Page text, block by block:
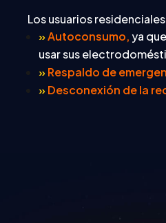
Los usuarios
»Autoconsumo,ya
usar sus
»Respaldo de
»Desconexión de la